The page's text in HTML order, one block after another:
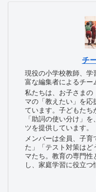
チ
現役の小学校教師、学
富な編集者によるチー
私たちは、お子さまの
マの「教えたい」を応
ています。子どもた
「助詞の使い分け」
ツを提供しています。
メンバーは全員、子育
た」「テスト対策はど
マたち。教育の専門
し、家庭学習に役立つ